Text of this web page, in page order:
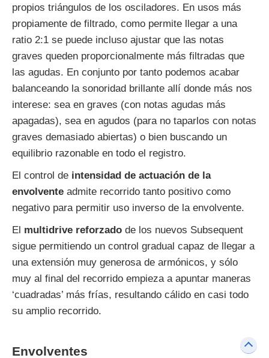
propios triángulos de los osciladores. En usos más
propiamente de filtrado, como permite llegar a una
ratio 2:1 se puede incluso ajustar que las notas
graves queden proporcionalmente más filtradas que
las agudas. En conjunto por tanto podemos acabar
balanceando la sonoridad brillante allí donde más nos
interese: sea en graves (con notas agudas más
apagadas), sea en agudos (para no taparlos con notas
graves demasiado abiertas) o bien buscando un
equilibrio razonable en todo el registro.
El control de intensidad de actuación de la
envolvente admite recorrido tanto positivo como
negativo para permitir uso inverso de la envolvente.
El multidrive reforzado de los nuevos Subsequent
sigue permitiendo un control gradual capaz de llegar a
una extensión muy generosa de armónicos, y sólo
muy al final del recorrido empieza a apuntar maneras
‘cuadradas’ más frías, resultando cálido en casi todo
su amplio recorrido.
Envolventes